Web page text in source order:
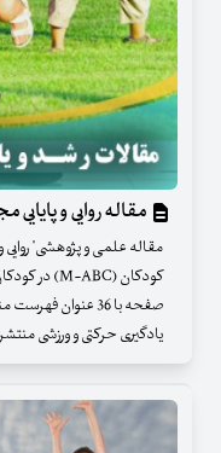
مقاله روایی و
مقاله علمی و پژوهشی" روایی
صفحه با 36 عنوان
یادگیری حرکتی و ورزشی